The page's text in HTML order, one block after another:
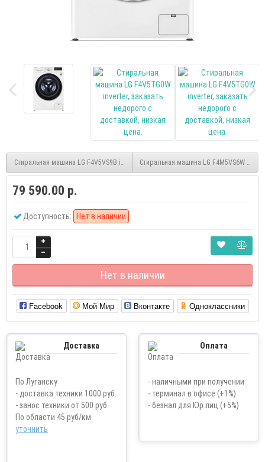
Стиральная машина LG F4V5VS9B inverter, бежевый/черный, 9кг, пар
Стиральная машина LG F4M5VS6W
79 590.00 р.
Доступность: Нет в наличии
Нет в наличии
Facebook Мой Мир Вконтакте Одноклассники
Доставка
По Луганску
- доставка техники 1000 руб.
- занос техники от 500 руб
По области 45 руб/км
уточнить
Оплата
- наличными при получении
- терминал в офисе (+1%)
- безнал для Юр.лиц (+5%)